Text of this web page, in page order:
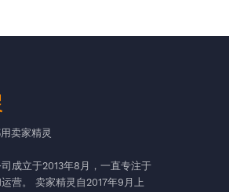
卖家精灵
成立于2013年8月，一直专注于
营。 卖家精灵自2017年9月上